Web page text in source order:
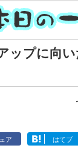
ップに向
ア はてブ